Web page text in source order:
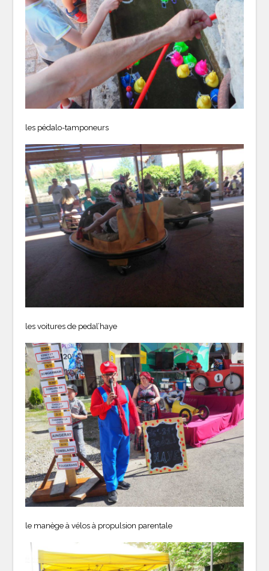
les pédalo-tamponeurs
les voitures de pedal’haye
le manège à vélos à propulsion parentale